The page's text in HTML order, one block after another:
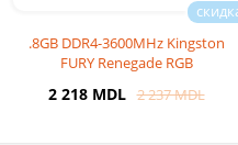
.8GB DDR4-3600MHz Kingston
FURY Renegade RGB
2 218 MDL 2 237 MDL